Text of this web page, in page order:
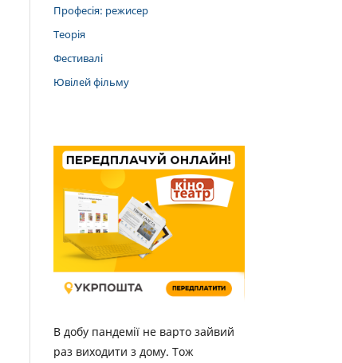
Професія: режисер
Теорія
Фестивалі
Ювілей фільму
В добу пандемії не варто зайвий
раз виходити з дому. Тож